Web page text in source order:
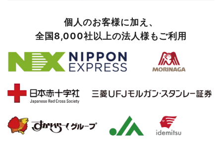
個人のお客様に加え、
全国8,000社以上の法人様もご利用